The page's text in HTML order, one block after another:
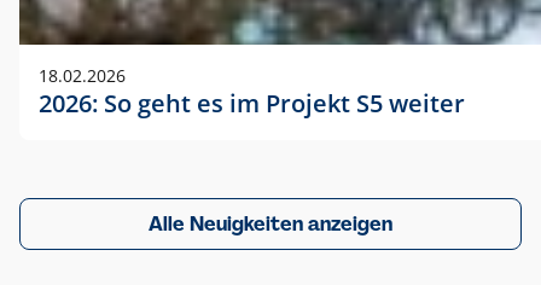
18.02.2026
2026: So geht es im Projekt S5 weiter
Alle Neuigkeiten anzeigen